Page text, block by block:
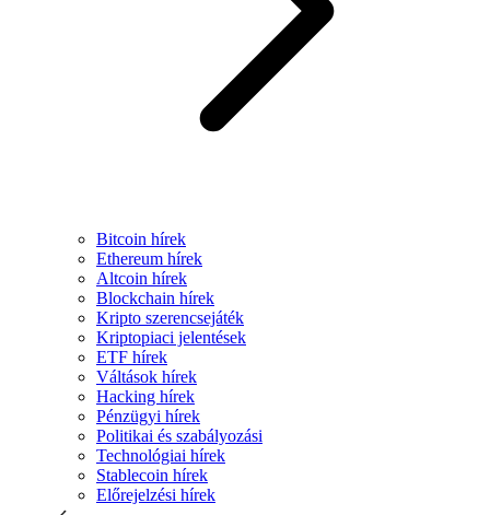
Bitcoin hírek
Ethereum hírek
Altcoin hírek
Blockchain hírek
Kripto szerencsejáték
Kriptopiaci jelentések
ETF hírek
Váltások hírek
Hacking hírek
Pénzügyi hírek
Politikai és szabályozási
Technológiai hírek
Stablecoin hírek
Előrejelzési hírek